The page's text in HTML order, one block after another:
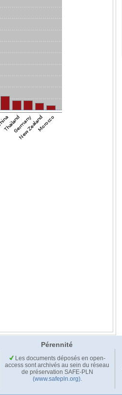
Pérennité
Les documents déposés en open-
access sont archivés au sein du réseau
de préservation SAFE-PLN
(www.safepln.org).